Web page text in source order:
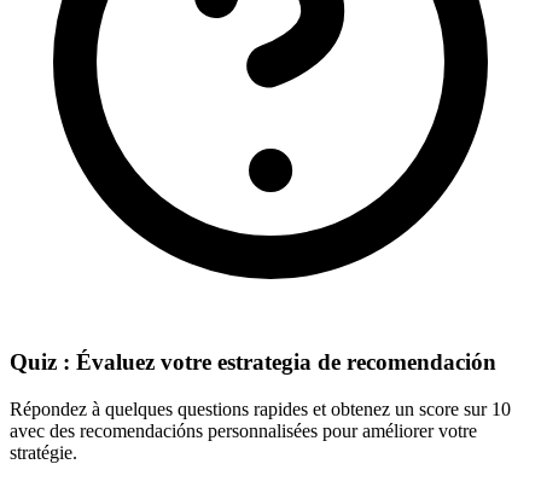
Quiz : Évaluez votre estrategia de recomendación
Répondez à quelques questions rapides et obtenez un score sur 10
avec des recomendacións personnalisées pour améliorer votre
stratégie.